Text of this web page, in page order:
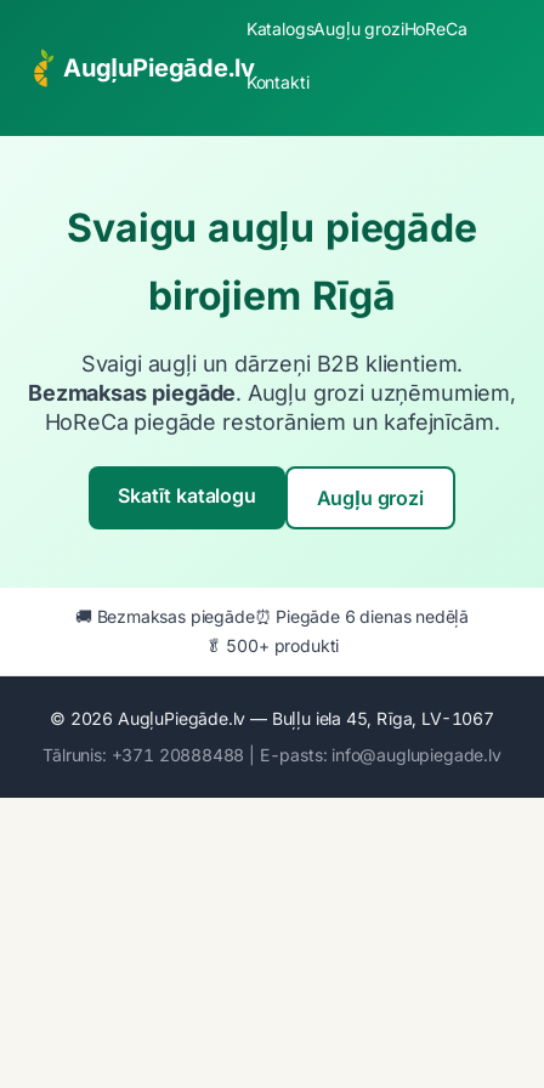
AugļuPiegāde.lv
KatalogsAugļu groziHoReCa
Kontakti
Svaigu augļu piegāde
birojiem Rīgā
Svaigi augļi un dārzeņi B2B klientiem.
Bezmaksas piegāde. Augļu grozi uzņēmumiem,
HoReCa piegāde restorāniem un kafejnīcām.
Skatīt katalogu Augļu grozi
🚚 Bezmaksas piegāde⏰ Piegāde 6 dienas nedēļā
🥬 500+ produkti
© 2026 AugļuPiegāde.lv — Buļļu iela 45, Rīga, LV-1067
Tālrunis: +371 20888488 | E-pasts: info@auglupiegade.lv